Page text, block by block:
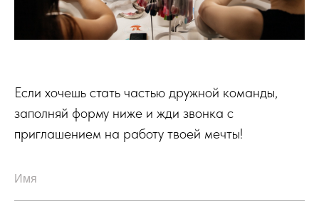
Если хочешь стать частью дружной команды,
заполняй форму ниже и жди звонка с
приглашением на работу твоей мечты!